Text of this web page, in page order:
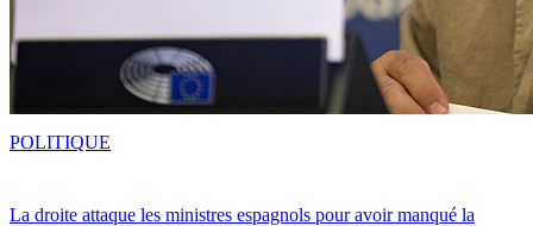
La droite attaque les ministres espagnols pour avoir manqué la
POLITIQUE